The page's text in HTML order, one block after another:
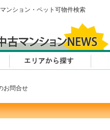
ンション・ペット可物件検索
お問合せ